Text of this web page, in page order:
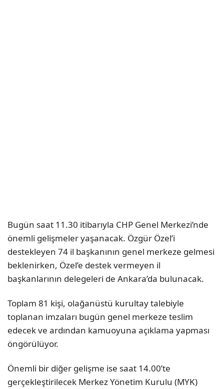
Bugün saat 11.30 itibarıyla CHP Genel Merkezi’nde
önemli gelişmeler yaşanacak. Özgür Özel’i
destekleyen 74 il başkanının genel merkeze gelmesi
beklenirken, Özel’e destek vermeyen il
başkanlarının delegeleri de Ankara’da bulunacak.
Toplam 81 kişi, olağanüstü kurultay talebiyle
toplanan imzaları bugün genel merkeze teslim
edecek ve ardından kamuoyuna açıklama yapması
öngörülüyor.
Önemli bir diğer gelişme ise saat 14.00’te
gerçekleştirilecek Merkez Yönetim Kurulu (MYK)